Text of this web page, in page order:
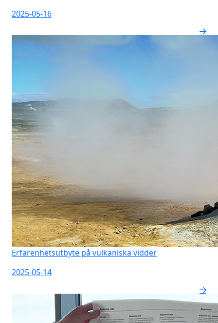
2025-05-16
Erfarenhetsutbyte på vulkaniska vidder
2025-05-14